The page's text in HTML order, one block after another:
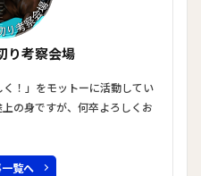
り考察会場
く！」をモットーに活動してい
の身ですが、何卒よろしくお
覧へ